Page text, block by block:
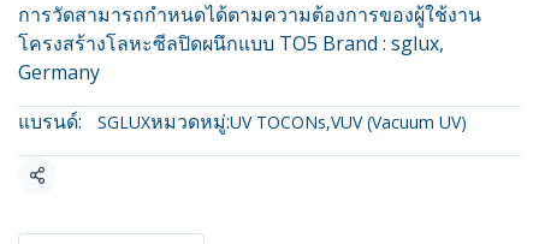
การวัดสามารถกำหนดได้ตามความต้องการของผู้ใช้งาน
โครงสร้างโลหะซีลปิดผนึกแบบ TO5 Brand : sglux,
Germany
แบรนด์:
SGLUXหมวดหมู่:UV TOCONs,VUV (Vacuum UV)
แชร์